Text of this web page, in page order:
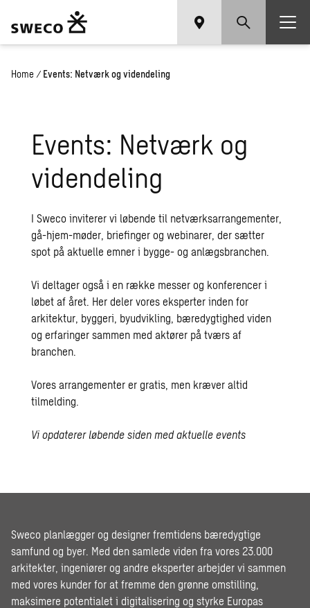
Home / Events: Netværk og videndeling
Events: Netværk og
videndeling
I Sweco inviterer vi løbende til netværksarrangementer,
gå-hjem-møder, briefinger og webinarer, der sætter
spot på aktuelle emner i bygge- og anlægsbranchen.
Vi deltager også i en række messer og konferencer i
løbet af året. Her deler vores eksperter inden for
arkitektur, byggeri, byudvikling, bæredygtighed viden
og erfaringer sammen med aktører på tværs af
branchen.
Vores arrangementer er gratis, men kræver altid
tilmelding.
Vi opdaterer løbende siden med aktuelle events
Sweco planlægger og designer fremtidens bæredygtige
samfund og byer. Med den samlede viden fra vores 23.000
arkitekter, ingeniører og andre eksperter arbejder vi sammen
med vores kunder for at fremme den grønne omstilling,
maksimere potentialet i digitalisering og styrke Europas